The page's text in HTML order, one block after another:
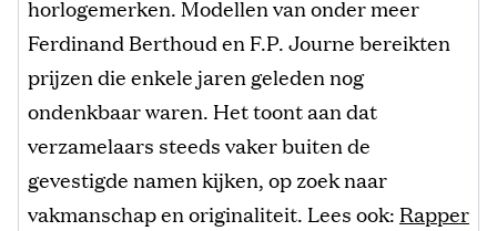
horlogemerken. Modellen van onder meer
Ferdinand Berthoud en F.P. Journe bereikten
prijzen die enkele jaren geleden nog
ondenkbaar waren. Het toont aan dat
verzamelaars steeds vaker buiten de
gevestigde namen kijken, op zoek naar
vakmanschap en originaliteit. Lees ook: Rapper